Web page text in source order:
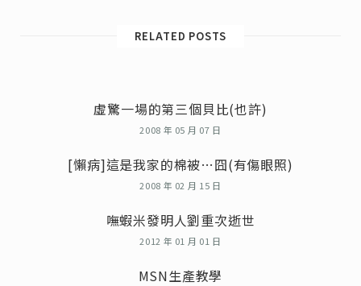
RELATED POSTS
虛驚一場的第三個貝比(也許)
2008 年 05 月 07 日
[懶病]這是我家的棉被…囧(有傷眼照)
2008 年 02 月 15 日
嘸蝦米發明人劉重次逝世
2012 年 01 月 01 日
MSN生產教學